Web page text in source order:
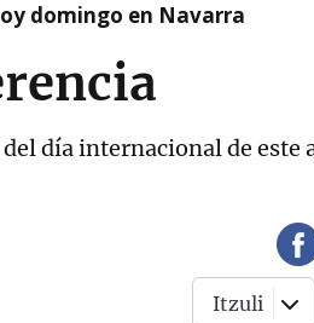
domingo en Navarra
día internacional de este
Itzuli